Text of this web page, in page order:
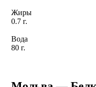
Жиры
0.7 г.
Вода
80 г.